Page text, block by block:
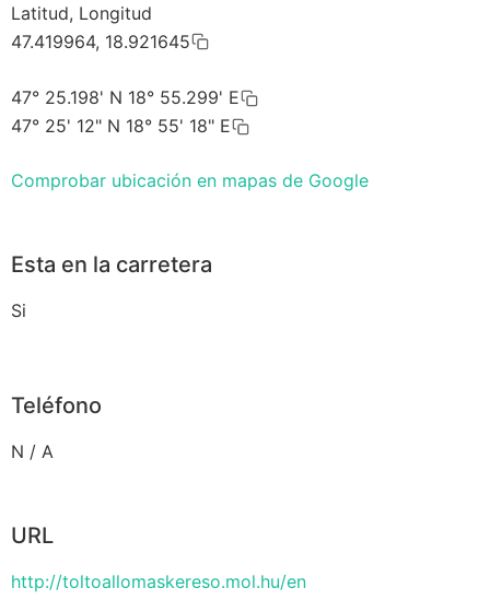
Latitud, Longitud
47.419964, 18.921645
47° 25.198' N 18° 55.299' E
47° 25' 12" N 18° 55' 18" E
Comprobar ubicación en mapas de Google
Esta en la carretera
Si
Teléfono
N / A
URL
http://toltoallomaskereso.mol.hu/en